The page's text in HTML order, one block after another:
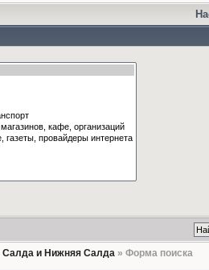
и Нижняя Салда» Форма поиска